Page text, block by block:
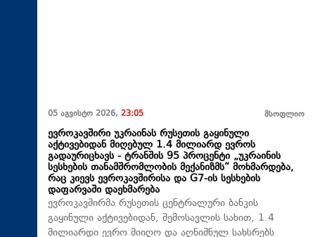
05 აგვისტო 2026, 23:05 მსოფლიო
ევროკავშირი უკრაინას რუსეთის გაყინული
აქტივებიდან მიღებულ 1.4 მილიარდ ევროს
გადაურიცხავს - ტრანშის 95 პროცენტი „უკრაინის
სესხების თანამშრომლობის მექანიზმს“ მოხმარდება,
რაც კიევს ევროკავშირისა და G7-ის სესხების
დაფარვაში დაეხმარება
ევროკავშირმა რუსეთის ცენტრალური ბანკის
გაყინული აქტივებიდან, შემოსავლის სახით, 1.4
მილიარდი ევრო მიიღო და აღნიშნულ სახსრებს